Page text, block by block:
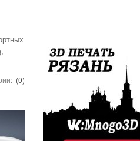
Физические Упражнения Для Автоспортсменов
6207 дней назад
(0)